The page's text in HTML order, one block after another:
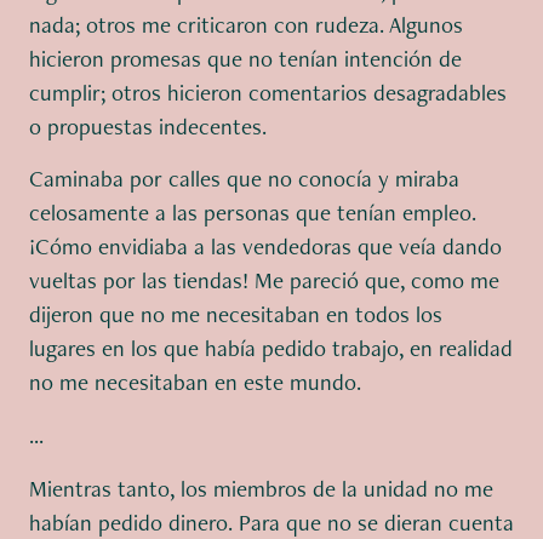
nada; otros me criticaron con rudeza. Algunos
hicieron promesas que no tenían intención de
cumplir; otros hicieron comentarios desagradables
o propuestas indecentes.
Caminaba por calles que no conocía y miraba
celosamente a las personas que tenían empleo.
¡Cómo envidiaba a las vendedoras que veía dando
vueltas por las tiendas! Me pareció que, como me
dijeron que no me necesitaban en todos los
lugares en los que había pedido trabajo, en realidad
no me necesitaban en este mundo.
...
Mientras tanto, los miembros de la unidad no me
habían pedido dinero. Para que no se dieran cuenta